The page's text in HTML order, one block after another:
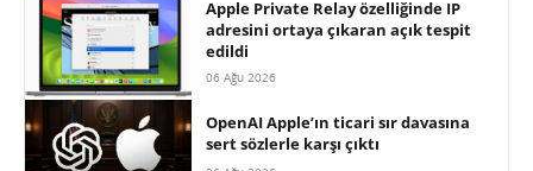
Apple Private Relay özelliğinde IP
adresini ortaya çıkaran açık tespit
edildi
06 Ağu 2026
OpenAI Apple’ın ticari sır davasına
sert sözlerle karşı çıktı